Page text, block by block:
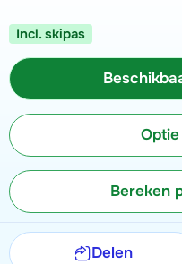
Incl. skipas
Bereken
Delen